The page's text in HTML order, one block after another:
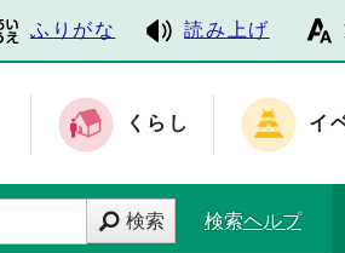
ふりがな 読み上げ
くらし イ
検索 検索ヘルプ